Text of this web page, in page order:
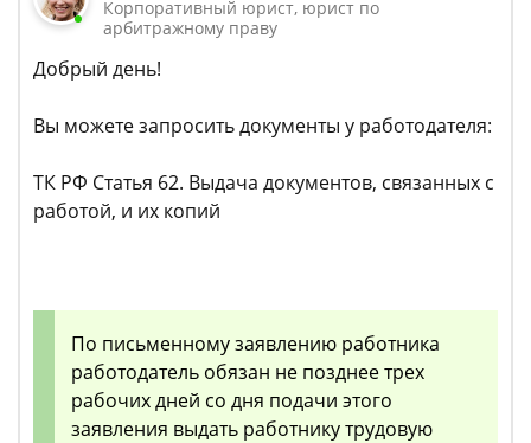
Корпоративный юрист, юрист по
арбитражному праву
Добрый день!
Вы можете запросить документы у работодателя:
ТК РФ Статья 62. Выдача документов, связанных с
работой, и их копий
По письменному заявлению работника
работодатель обязан не позднее трех
рабочих дней со дня подачи этого
заявления выдать работнику трудовую